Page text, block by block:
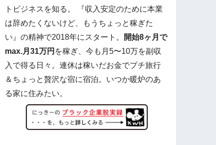
トビジネスを知る。 『収入安定のために本業
は辞めたくないけど、もうちょっと稼ぎた
い』の精神で2018年にスタート。
開始8ヶ月で
max.月31万円 を稼ぎ、今も月5〜10万を副収
入で得る日々。連休は稼いだお金でプチ旅行
＆ちょっと贅沢な宿に宿泊。いつか暖炉のあ
る家に住みたい。